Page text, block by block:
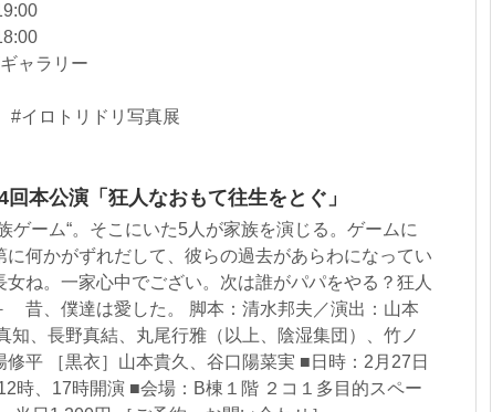
ャラリー
イロトリドリ写真展
回本公演「狂人なおもて往生をとぐ」
ゲーム“。そこにいた5人が家族を演じる。ゲームに
に何かがずれだして、彼らの過去があらわになってい
女ね。一家心中でござい。次は誰がパパをやる？狂人
昔、僕達は愛した。 脚本：清水邦夫／演出：山本
知、長野真結、丸尾行雅（以上、陰湿集団）、竹ノ
平 ［黒衣］山本貴久、谷口陽菜実 ■日時：2月27日
時、17時開演 ■会場：B棟１階 ２コ１多目的スペー